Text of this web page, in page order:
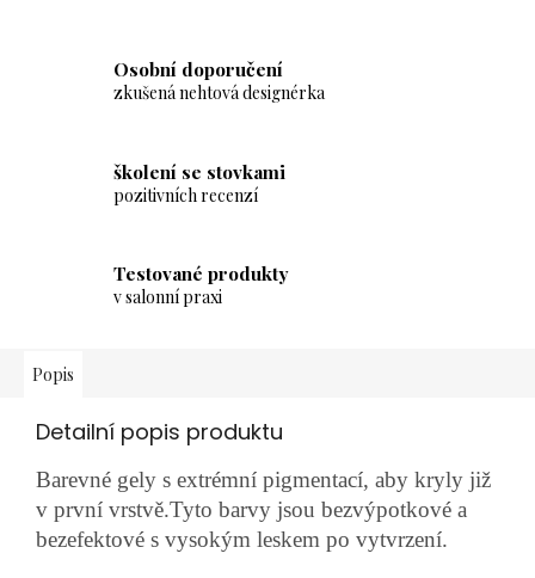
Osobní doporučení
zkušená nehtová designérka
školení se stovkami
pozitivních recenzí
Testované produkty
v salonní praxi
Popis
Detailní popis produktu
Barevné gely s extrémní pigmentací, aby kryly již
v první vrstvě.Tyto barvy jsou bezvýpotkové a
bezefektové s vysokým leskem po vytvrzení.